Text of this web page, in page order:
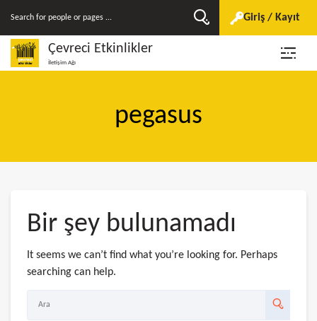
Giriş / Kayıt
Çevreci Etkinlikler
İletişim Ağı
pegasus
Bir şey bulunamadı
It seems we can’t find what you’re looking for. Perhaps
searching can help.